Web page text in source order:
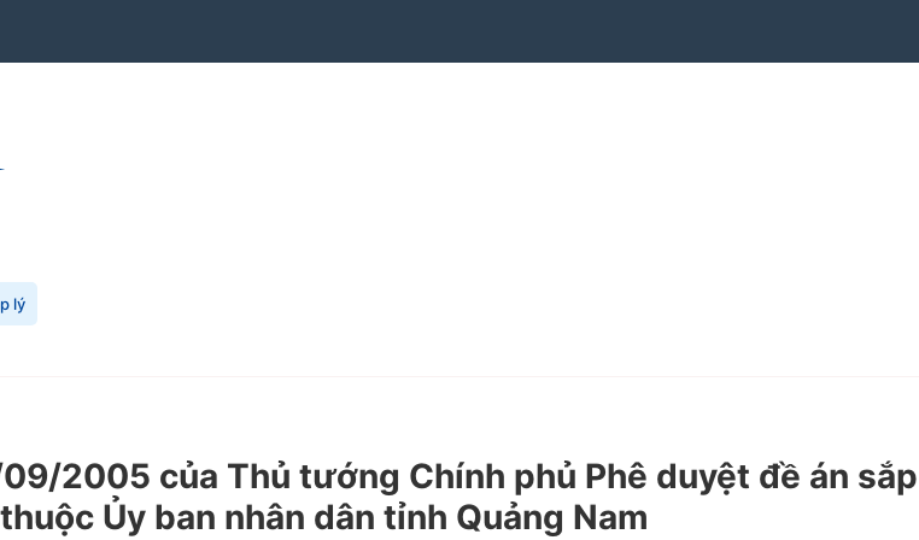
lý
2005 của Thủ tướng Chính phủ Phê duyệt đề án sắp
Ủy ban nhân dân tỉnh Quảng Nam